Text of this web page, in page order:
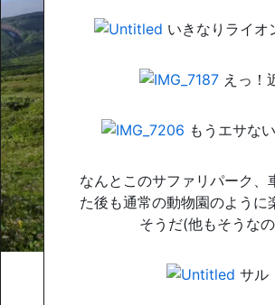
いきなりライオ
えっ！
もうエサな
なんとこのサファリパーク、
た後も通常の動物園のように
そうだ(他もそうな
サル